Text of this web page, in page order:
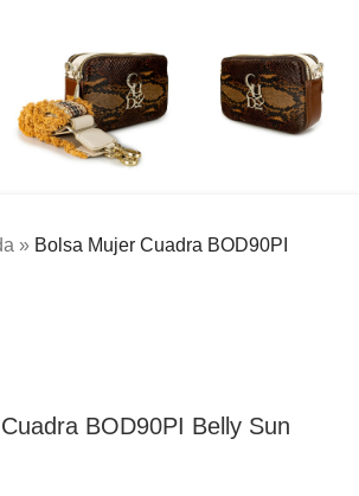
» Bolsa Mujer Cuadra BOD90PI
BOD90PI Belly Sun